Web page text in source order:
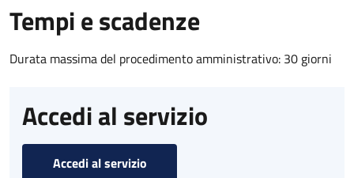
Tempi e scadenze
Durata massima del procedimento amministrativo: 30 giorni
Accedi al servizio
Accedi al servizio